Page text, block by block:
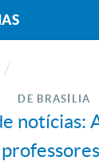
DE BRASÍLIA
notícias: